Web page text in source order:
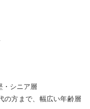
・シニア層
の方まで、幅広い年齢層